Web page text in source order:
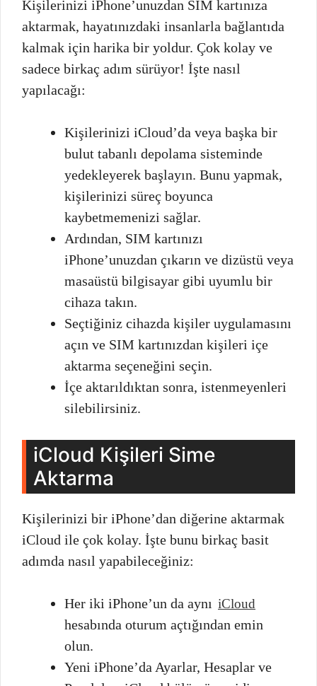
Kişilerinizi iPhone’unuzdan SIM kartınıza
aktarmak, hayatınızdaki insanlarla bağlantıda
kalmak için harika bir yoldur. Çok kolay ve
sadece birkaç adım sürüyor! İşte nasıl
yapılacağı:
Kişilerinizi iCloud’da veya başka bir
bulut tabanlı depolama sisteminde
yedekleyerek başlayın. Bunu yapmak,
kişilerinizi süreç boyunca
kaybetmemenizi sağlar.
Ardından, SIM kartınızı
iPhone’unuzdan çıkarın ve dizüstü veya
masaüstü bilgisayar gibi uyumlu bir
cihaza takın.
Seçtiğiniz cihazda kişiler uygulamasını
açın ve SIM kartınızdan kişileri içe
aktarma seçeneğini seçin.
İçe aktarıldıktan sonra, istenmeyenleri
silebilirsiniz.
iCloud Kişileri Sime
Aktarma
Kişilerinizi bir iPhone’dan diğerine aktarmak
iCloud ile çok kolay. İşte bunu birkaç basit
adımda nasıl yapabileceğiniz:
Her iki iPhone’un da aynı iCloud
hesabında oturum açtığından emin
olun.
Yeni iPhone’da Ayarlar, Hesaplar ve